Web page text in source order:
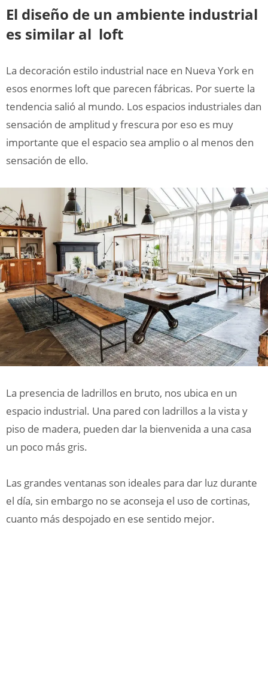
El diseño de un ambiente industrial
es similar al loft
La decoración estilo industrial nace en Nueva York en
esos enormes loft que parecen fábricas. Por suerte la
tendencia salió al mundo. Los espacios industriales dan
sensación de amplitud y frescura por eso es muy
importante que el espacio sea amplio o al menos den
sensación de ello.
La presencia de ladrillos en bruto, nos ubica en un
espacio industrial. Una pared con ladrillos a la vista y
piso de madera, pueden dar la bienvenida a una casa
un poco más gris.
Las grandes ventanas son ideales para dar luz durante
el día, sin embargo no se aconseja el uso de cortinas,
cuanto más despojado en ese sentido mejor.